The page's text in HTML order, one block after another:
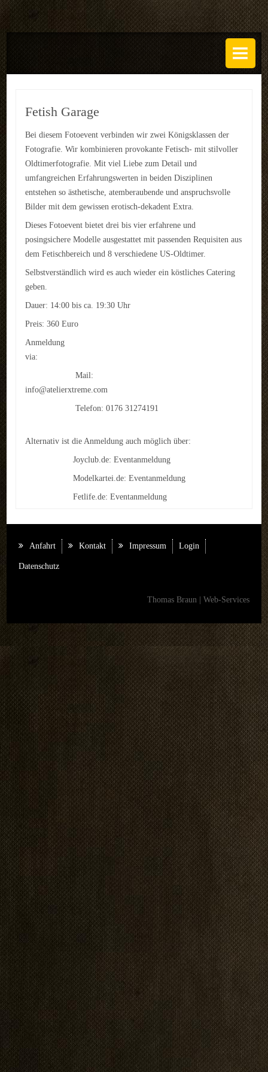
History
SETS
GALERIEN
TECHNIK
EVENTS
LINKS
Kontakt
LOGIN
Fetish Garage
Bei diesem Fotoevent verbinden wir zwei Königsklassen der
Fotografie. Wir kombinieren provokante Fetisch- mit stilvoller
Oldtimerfotografie. Mit viel Liebe zum Detail und
umfangreichen Erfahrungswerten in beiden Disziplinen
entstehen so ästhetische, atemberaubende und anspruchsvolle
Bilder mit dem gewissen erotisch-dekadent Extra.
Dieses Fotoevent bietet drei bis vier erfahrene und
posingsichere Modelle ausgestattet mit passenden Requisiten aus
dem Fetischbereich und 8 verschiedene US-Oldtimer.
Selbstverständlich wird es auch wieder ein köstliches Catering
geben.
Dauer: 14:00 bis ca. 19:30 Uhr
Preis: 360 Euro
Anmeldung
via:
Mail:
info@atelierxtreme.com
Telefon: 0176 31274191
Alternativ ist die Anmeldung auch möglich über:
Joyclub.de:Eventanmeldung
Modelkartei.de:Eventanmeldung
Fetlife.de:Eventanmeldung
Anfahrt Kontakt Impressum Login
Datenschutz
Thomas Braun | Web-Services